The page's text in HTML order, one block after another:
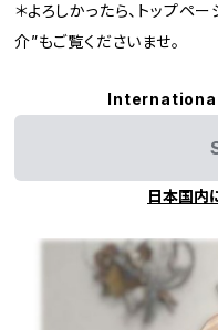
＊よろしかったら、トップペ
介”もご覧くださいませ。
日本国内